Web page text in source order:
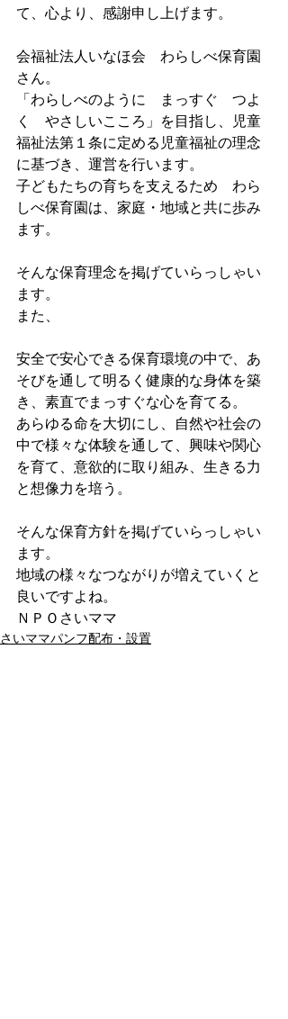
て、心より、感謝申し上げます。
会福祉法人いなほ会　わらしべ保育園
さん。
「わらしべのように　まっすぐ　つよ
く　やさしいこころ」を目指し、児童
福祉法第１条に定める児童福祉の理念
に基づき、運営を行います。
子どもたちの育ちを支えるため　わら
しべ保育園は、家庭・地域と共に歩み
ます。
そんな保育理念を掲げていらっしゃい
ます。
また、
安全で安心できる保育環境の中で、あ
そびを通して明るく健康的な身体を築
き、素直でまっすぐな心を育てる。
あらゆる命を大切にし、自然や社会の
中で様々な体験を通して、興味や関心
を育て、意欲的に取り組み、生きる力
と想像力を培う。
そんな保育方針を掲げていらっしゃい
ます。
地域の様々なつながりが増えていくと
良いですよね。
ＮＰＯさいママ
さいママパンフ配布・設置